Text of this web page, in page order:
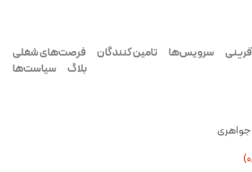
سرویس‌ها تامین کنندگان
فرصت‌های شغلی
بلاگ
سیاست‌ها
جواهری